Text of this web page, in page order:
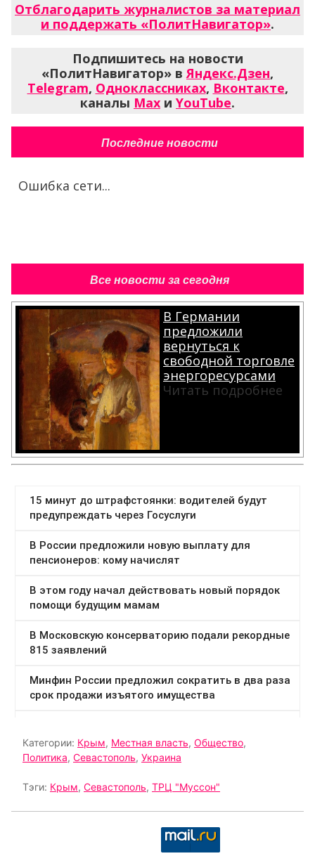
Отблагодарить журналистов за материал
и поддержать «ПолитНавигатор».
Подпишитесь на новости
«ПолитНавигатор» вЯндекс.Дзен,
Telegram, Одноклассниках, Вконтакте,
каналы Max и YouTube.
Последние новости
Ошибка сети...
Все новости за сегодня
В Германии
предложили
вернуться к
свободной торговле
энергоресурсами
Читать подробнее
Категории: Крым, Местная власть, Общество,
Политика, Севастополь, Украина
Тэги: Крым, Севастополь, ТРЦ "Муссон"